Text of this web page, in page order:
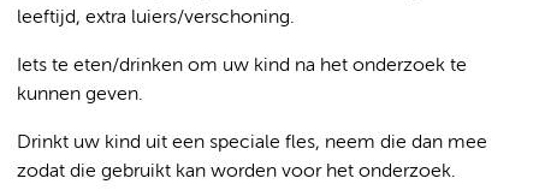
leeftijd, extra luiers/verschoning.
Iets te eten/drinken om uw kind na het onderzoek te
kunnen geven.
Drinkt uw kind uit een speciale fles, neem die dan mee
zodat die gebruikt kan worden voor het onderzoek.